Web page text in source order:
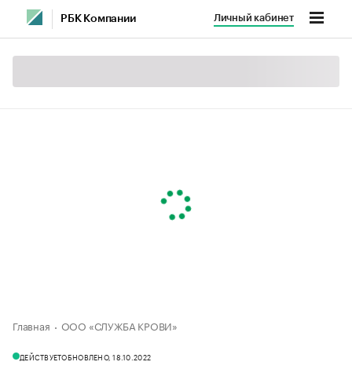
РБК Компании Личный кабинет
Главная ООО «СЛУЖБА КРОВИ»
ДЕЙСТВУЕТОБНОВЛЕНО, 18.10.2022